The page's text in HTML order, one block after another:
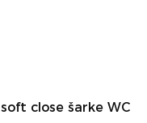
close šarke WC